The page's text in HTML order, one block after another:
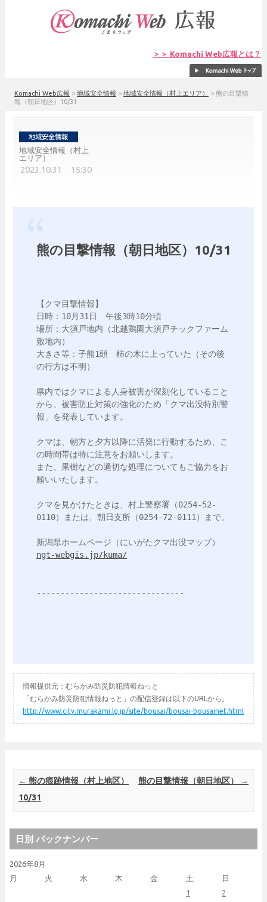
＞＞ Komachi Web広報とは？
Komachi Web広報 > 地域安全情報 > 地域安全情報（村上エリア） > 熊の目撃情
報（朝日地区）10/31
地域安全情報（村上
エリア）
2023.10.31 15:30
熊の目撃情報（朝日地区）10/31
【クマ目撃情報】
日時：10月31日　午後3時10分頃
場所：大須戸地内（北越鶏園大須戸チックファーム
敷地内）
大きさ等：子熊1頭　柿の木に上っていた（その後
の行方は不明）
県内ではクマによる人身被害が深刻化していること
から、被害防止対策の強化のため「クマ出没特別警
報」を発表しています。
クマは、朝方と夕方以降に活発に行動するため、こ
の時間帯は特に注意をお願いします。
また、果樹などの適切な処理についてもご協力をお
願いいたします。
クマを見かけたときは、村上警察署（0254-52-
0110）または、朝日支所（0254-72-0111）まで。
ngt-webgis.jp/kuma/
情報提供元：むらかみ防災防犯情報ねっと
「むらかみ防災防犯情報ねっと」の配信登録は以下のURLから。
http://www.city.murakami.lg.jp/site/bousai/bousai-bousainet.html
Post navigation
← 熊の痕跡情報（村上地区）
10/31
熊の目撃情報（朝日地区） →
日別 バックナンバー
2026年8月
月
火 水 木 金 土 日
1
2